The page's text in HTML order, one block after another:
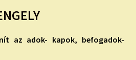
az adok- kapok, befogadok-